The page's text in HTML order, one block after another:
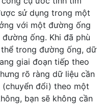
sử dụng trong một
với một đường ống
đường ống. Khi đã phù
trong đường ống, dữ
giai đoạn tiếp theo
rõ ràng dữ liệu cần
đổi) theo một
bạn sẽ không cần